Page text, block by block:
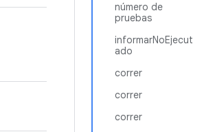
número de
pruebas
informarNoEjecut
ado
correr
correr
correr